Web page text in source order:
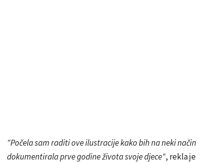
"Počela sam raditi ove ilustracije kako bih na neki način
dokumentirala prve godine života svoje djece", rekla je